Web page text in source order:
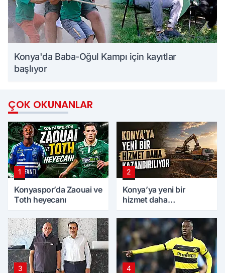
Konya'da Baba-Oğul Kampı için kayıtlar
başlıyor
ÇOK OKUNANLAR
1
Konyaspor’da Zaouai ve
Toth heyecanı
2
Konya’ya yeni bir
hizmet daha
3 4